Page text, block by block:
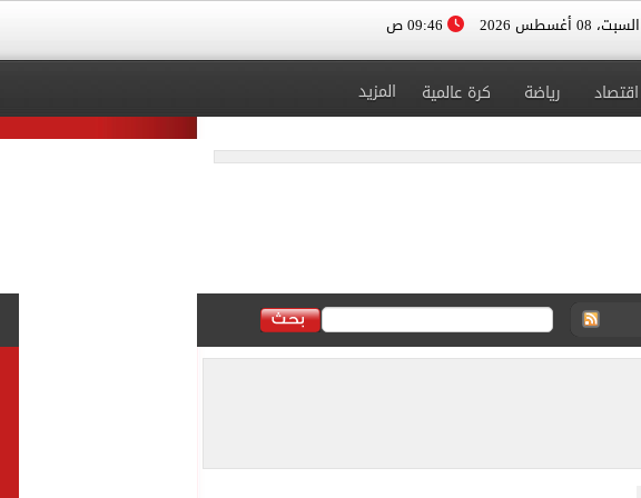
السبت، 08 أغسطس 2026
اقتصاد رياضة كرة عالمية المزيد